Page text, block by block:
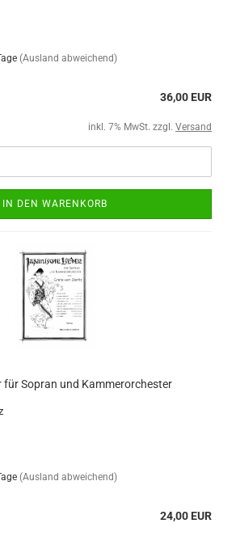
(Ausland abweichend)
36,00 EUR
inkl. 7% MwSt. zzgl. Versand
IN DEN WARENKORB
für Sopran und Kammerorchester
(Ausland abweichend)
24,00 EUR